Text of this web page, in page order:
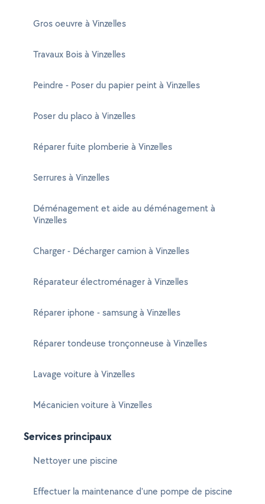
Gros oeuvre à Vinzelles
Travaux Bois à Vinzelles
Peindre - Poser du papier peint à Vinzelles
Poser du placo à Vinzelles
Réparer fuite plomberie à Vinzelles
Serrures à Vinzelles
Déménagement et aide au déménagement à
Vinzelles
Charger - Décharger camion à Vinzelles
Réparateur électroménager à Vinzelles
Réparer iphone - samsung à Vinzelles
Réparer tondeuse tronçonneuse à Vinzelles
Lavage voiture à Vinzelles
Mécanicien voiture à Vinzelles
Services principaux
Nettoyer une piscine
Effectuer la maintenance d'une pompe de piscine